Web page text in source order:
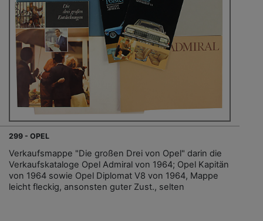
299 - OPEL
Verkaufsmappe "Die großen Drei von Opel" darin die
Verkaufskataloge Opel Admiral von 1964; Opel Kapitän
von 1964 sowie Opel Diplomat V8 von 1964, Mappe
leicht fleckig, ansonsten guter Zust., selten